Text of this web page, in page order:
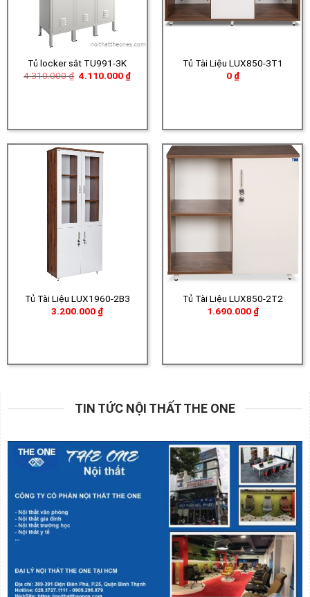
Tủ locker sắt TU991-3K
4.310.000₫ Giá
4.110.000 ₫Giá
Tủ Tài Liệu LUX850-3T1
0 ₫
Tủ Tài Liệu LUX1960-2B3
3.200.000 ₫
Tủ Tài Liệu LUX850-2T2
1.690.000 ₫
TIN TỨC NỘI THẤT THE ONE